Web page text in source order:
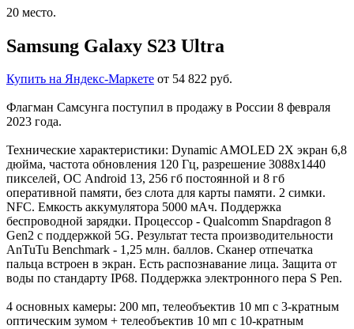
20 место.
Samsung Galaxy S23 Ultra
Купить на Яндекс-Маркете от 54 822 руб.
Флагман Самсунга поступил в продажу в России 8 февраля
2023 года.
Технические характеристики: Dynamic AMOLED 2X экран 6,8
дюйма, частота обновления 120 Гц, разрешение 3088х1440
пикселей, ОС Android 13, 256 гб постоянной и 8 гб
оперативной памяти, без слота для карты памяти. 2 симки.
NFC. Емкость аккумулятора 5000 мАч. Поддержка
беспроводной зарядки. Процессор - Qualcomm Snapdragon 8
Gen2 с поддержкой 5G. Результат теста производительности
AnTuTu Benchmark - 1,25 млн. баллов. Сканер отпечатка
пальца встроен в экран. Есть распознавание лица. Защита от
воды по стандарту IP68. Поддержка электронного пера S Pen.
4 основных камеры: 200 мп, телеобъектив 10 мп с 3-кратным
оптическим зумом + телеобъектив 10 мп с 10-кратным